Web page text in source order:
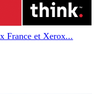
France et Xerox...